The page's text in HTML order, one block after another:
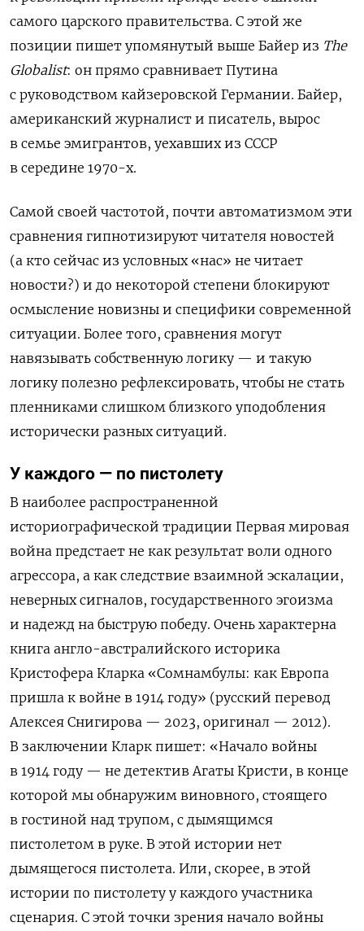
самого царского правительства. С этой же
позиции пишет упомянутый выше Байер из The
Globalist: он прямо сравнивает Путина
с руководством кайзеровской Германии. Байер,
американский журналист и писатель, вырос
в семье эмигрантов, уехавших из СССР
в середине 1970-х.
Самой своей частотой, почти автоматизмом эти
сравнения гипнотизируют читателя новостей
(а кто сейчас из условных «нас» не читает
новости?) и до некоторой степени блокируют
осмысление новизны и специфики современной
ситуации. Более того, сравнения могут
навязывать собственную логику — и такую
логику полезно рефлексировать, чтобы не стать
пленниками слишком близкого уподобления
исторически разных ситуаций.
У каждого — по пистолету
В наиболее распространенной
историографической традиции Первая мировая
война предстает не как результат воли одного
агрессора, а как следствие взаимной эскалации,
неверных сигналов, государственного эгоизма
и надежд на быструю победу. Очень характерна
книга англо-австралийского историка
Кристофера Кларка «Сомнамбулы: как Европа
пришла к войне в 1914 году» (русский перевод
Алексея Снигирова — 2023, оригинал — 2012).
В заключении Кларк пишет: «Начало войны
в 1914 году — не детектив Агаты Кристи, в конце
которой мы обнаружим виновного, стоящего
в гостиной над трупом, с дымящимся
пистолетом в руке. В этой истории нет
дымящегося пистолета. Или, скорее, в этой
истории по пистолету у каждого участника
сценария. С этой точки зрения начало войны